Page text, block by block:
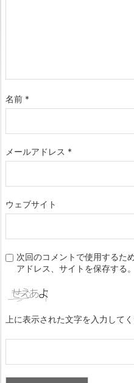
名前 *
メールアドレス *
ウェブサイト
次回のコメントで使用するた
アドレス、サイトを保存する。
上に表示された文字を入力してく